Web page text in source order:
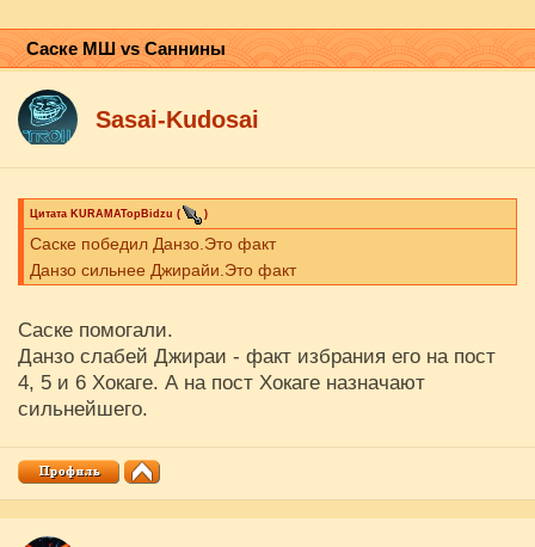
Саске МШ vs Саннины
Sasai-Kudosai
Цитата KURAMATopBidzu ( )
Саске победил Данзо.Это факт
Данзо сильнее Джирайи.Это факт
Саске помогали.
Данзо слабей Джираи - факт избрания его на пост
4, 5 и 6 Хокаге. А на пост Хокаге назначают
сильнейшего.